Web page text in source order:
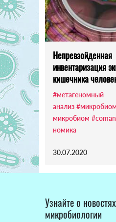
Непревзойденная
инвентаризация
кишечника
#метагеномный
анализ #микробиом
микробиом
номика
30.07.2020
Узнайте о
микробиологии